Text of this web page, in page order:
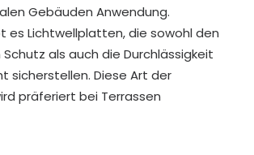
Gebäuden Anwendung.
es Lichtwellplatten, die sowohl den
als auch die Durchlässigkeit
sicherstellen. Diese Art der
präferiert bei Terrassen